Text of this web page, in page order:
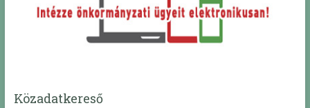
Közadatkereső